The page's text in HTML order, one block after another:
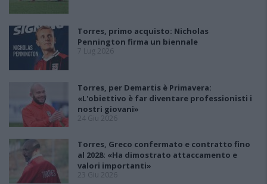
Torres, primo acquisto: Nicholas
Pennington firma un biennale
7 Lug 2026
Torres, per Demartis è Primavera:
«L'obiettivo è far diventare professionisti i
nostri giovani»
24 Giu 2026
Torres, Greco confermato e contratto fino
al 2028: «Ha dimostrato attaccamento e
valori importanti»
23 Giu 2026